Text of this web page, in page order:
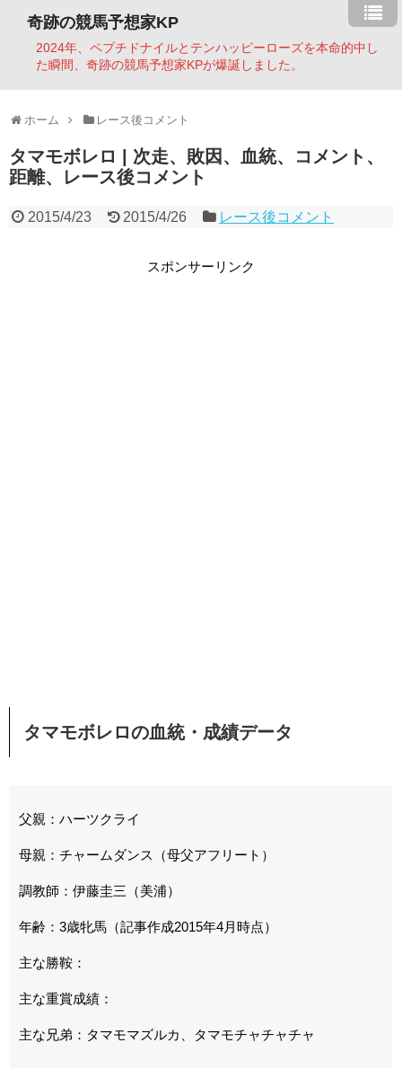
奇跡の競馬予想家KP
2024年、ペプチドナイルとテンハッピーローズを本命的中し
た瞬間、奇跡の競馬予想家KPが爆誕しました。
ホーム レース後コメント
タマモボレロ | 次走、敗因、血統、コメント、
距離、レース後コメント
2015/4/23 2015/4/26 レース後コメント
スポンサーリンク
タマモボレロの血統・成績データ
父親：ハーツクライ
母親：チャームダンス（母父アフリート）
調教師：伊藤圭三（美浦）
年齢：3歳牝馬（記事作成2015年4月時点）
主な勝鞍：
主な重賞成績：
主な兄弟：タマモマズルカ、タマモチャチャチャ